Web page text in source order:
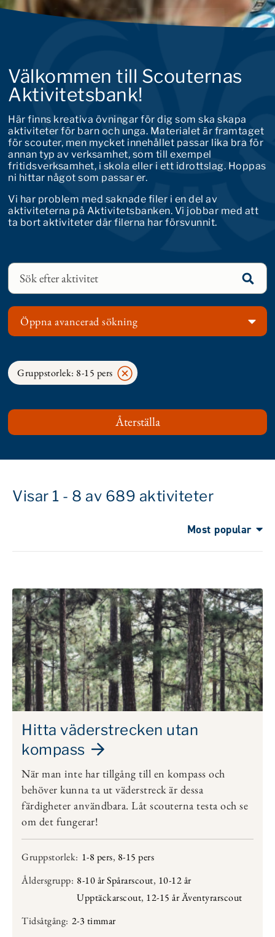
Välkommen till Scouternas
Aktivitetsbank!
Här finns kreativa övningar för dig som ska skapa
aktiviteter för barn och unga. Materialet är framtaget
för scouter, men mycket innehållet passar lika bra för
annan typ av verksamhet, som till exempel
fritidsverksamhet, i skola eller i ett idrottslag. Hoppas
ni hittar något som passar er.
Vi har problem med saknade filer i en del av
aktiviteterna på Aktivitetsbanken. Vi jobbar med att
ta bort aktiviteter där filerna har försvunnit.
Öppna avancerad sökning
Gruppstorlek: 8-15 pers
Visar 1 - 8 av 689 aktiviteter
Most popular
Hitta väderstrecken utan
kompass
När man inte har tillgång till en kompass och
behöver kunna ta ut väderstreck är dessa
färdigheter användbara. Låt scouterna testa och se
om det fungerar!
Gruppstorlek: 1-8 pers, 8-15 pers
Åldersgrupp: 8-10 år Spårarscout, 10-12 år
Upptäckarscout, 12-15 år Äventyrarscout
Tidsåtgång: 2-3 timmar